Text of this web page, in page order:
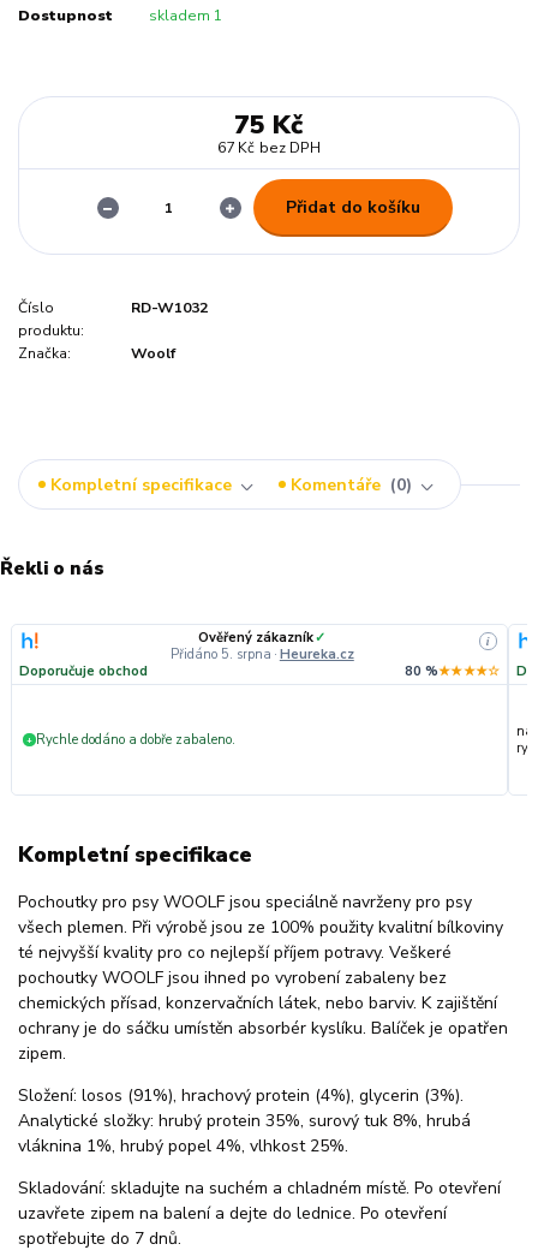
Dostupnost skladem 1
75 Kč
67 Kč bez DPH
Přidat do košíku
Číslo
produktu:
RD-W1032
Značka: Woolf
Kompletní specifikace Komentáře 0
Řekli o nás
Ověřený zákazník✓
Přidáno 5. srpna · Heureka.cz
i
Doporučuje obchod 80 %★★★★☆
+ Rychle dodáno a dobře zabaleno.
Kompletní specifikace
Pochoutky pro psy WOOLF jsou speciálně navrženy pro psy
všech plemen. Při výrobě jsou ze 100% použity kvalitní bílkoviny
té nejvyšší kvality pro co nejlepší příjem potravy. Veškeré
pochoutky WOOLF jsou ihned po vyrobení zabaleny bez
chemických přísad, konzervačních látek, nebo barviv. K zajištění
ochrany je do sáčku umístěn absorbér kyslíku. Balíček je opatřen
zipem.
Složení: losos (91%), hrachový protein (4%), glycerin (3%).
Analytické složky: hrubý protein 35%, surový tuk 8%, hrubá
vláknina 1%, hrubý popel 4%, vlhkost 25%.
Skladování: skladujte na suchém a chladném místě. Po otevření
uzavřete zipem na balení a dejte do lednice. Po otevření
spotřebujte do 7 dnů.